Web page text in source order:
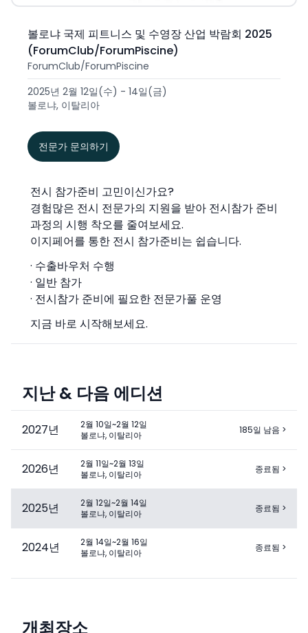
볼로냐 국제 피트니스 및 수영장 산업 박람회 2025
(ForumClub/ForumPiscine)
ForumClub/ForumPiscine
2025년 2월 12일(수) - 14일(금)
볼로냐, 이탈리아
전문가 문의하기
전시 참가준비 고민이신가요?
경험많은 전시 전문가의 지원을 받아 전시참가 준비
과정의 시행 착오를 줄여보세요.
이지페어를 통한 전시 참가준비는 쉽습니다.
· 수출바우처 수행
· 일반 참가
· 전시참가 준비에 필요한 전문가풀 운영
지금 바로 시작해보세요.
지난 & 다음 에디션
2027년
2월 10일~2월 12일
볼로냐, 이탈리아
185일 남음 >
2026년
2월 11일~2월 13일
볼로냐, 이탈리아
종료됨 >
2025년
2월 12일~2월 14일
볼로냐, 이탈리아
종료됨 >
2024년
2월 14일~2월 16일
볼로냐, 이탈리아
종료됨 >
개최장소